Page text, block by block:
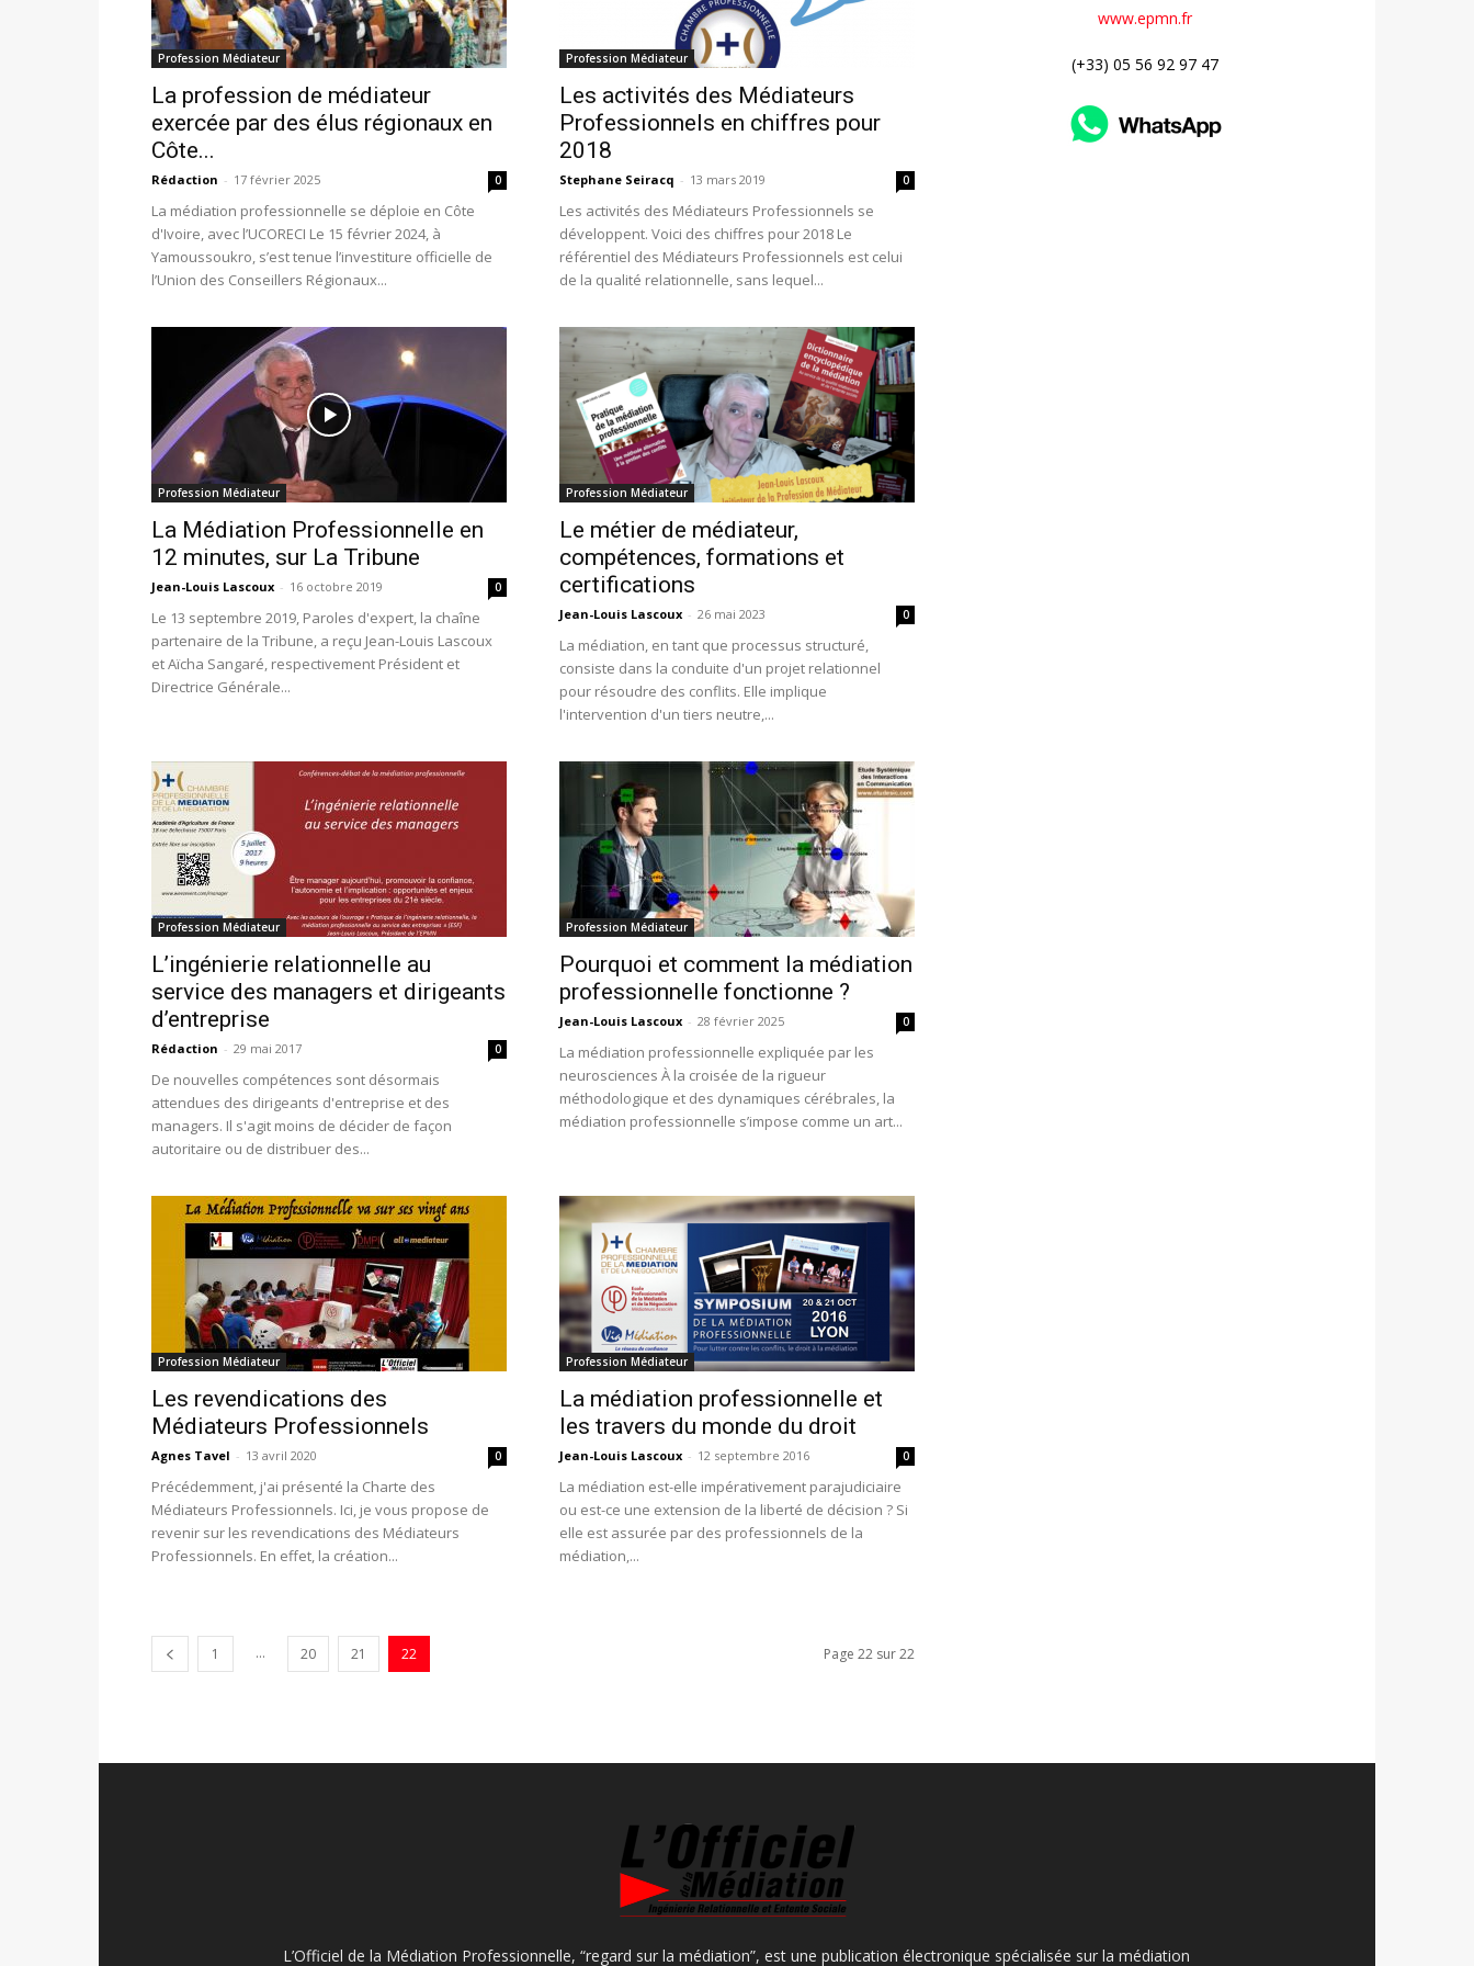
Profession Médiateur
La profession de médiateur
exercée par des élus régionaux en
Côte...
Rédaction - 17 février 2025 0
La médiation professionnelle se déploie en Côte
d'Ivoire, avec l’UCORECI Le 15 février 2024, à
Yamoussoukro, s’est tenue l’investiture officielle de
l’Union des Conseillers Régionaux...
Profession Médiateur
Les activités des Médiateurs
Professionnels en chiffres pour
2018
Stephane Seiracq - 13 mars 2019 0
Les activités des Médiateurs Professionnels se
développent. Voici des chiffres pour 2018 Le
référentiel des Médiateurs Professionnels est celui
de la qualité relationnelle, sans lequel...
Profession Médiateur
La Médiation Professionnelle en
12 minutes, sur La Tribune
Jean-Louis Lascoux - 16 octobre 2019 0
Le 13 septembre 2019, Paroles d'expert, la chaîne
partenaire de la Tribune, a reçu Jean-Louis Lascoux
et Aïcha Sangaré, respectivement Président et
Directrice Générale...
Profession Médiateur
Le métier de médiateur,
compétences, formations et
certifications
Jean-Louis Lascoux - 26 mai 2023 0
La médiation, en tant que processus structuré,
consiste dans la conduite d'un projet relationnel
pour résoudre des conflits. Elle implique
l'intervention d'un tiers neutre,...
Profession Médiateur
L’ingénierie relationnelle au
service des managers et dirigeants
d’entreprise
Rédaction - 29 mai 2017 0
De nouvelles compétences sont désormais
attendues des dirigeants d'entreprise et des
managers. Il s'agit moins de décider de façon
autoritaire ou de distribuer des...
Profession Médiateur
Pourquoi et comment la médiation
professionnelle fonctionne ?
Jean-Louis Lascoux - 28 février 2025 0
La médiation professionnelle expliquée par les
neurosciences À la croisée de la rigueur
méthodologique et des dynamiques cérébrales, la
médiation professionnelle s’impose comme un art...
Profession Médiateur
Les revendications des
Médiateurs Professionnels
Agnes Tavel - 13 avril 2020 0
Précédemment, j'ai présenté la Charte des
Médiateurs Professionnels. Ici, je vous propose de
revenir sur les revendications des Médiateurs
Professionnels. En effet, la création...
Profession Médiateur
La médiation professionnelle et
les travers du monde du droit
Jean-Louis Lascoux - 12 septembre 2016 0
La médiation est-elle impérativement parajudiciaire
ou est-ce une extension de la liberté de décision ? Si
elle est assurée par des professionnels de la
médiation,...
1 ... 20 21 22 Page 22 sur 22
www.epmn.fr
(+33) 05 56 92 97 47
L’Officiel de la Médiation Professionnelle, “regard sur la médiation”, est une publication électronique spécialisée sur la médiation